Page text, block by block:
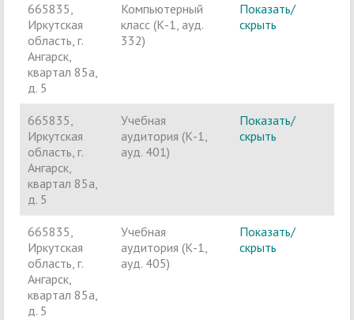
665835,
Иркутская
область, г.
Ангарск,
квартал 85а,
д. 5
Компьютерный
класс (К-1, ауд.
332)
Показать/
скрыть
665835,
Иркутская
область, г.
Ангарск,
квартал 85а,
д. 5
Учебная
аудитория (К-1,
ауд. 401)
Показать/
скрыть
665835,
Иркутская
область, г.
Ангарск,
квартал 85а,
д. 5
Учебная
аудитория (К-1,
ауд. 405)
Показать/
скрыть